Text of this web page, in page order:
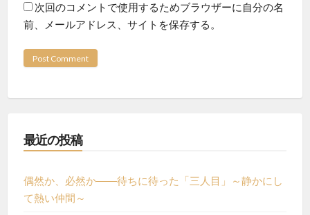
次回のコメントで使用するためブラウザーに自分の名
前、メールアドレス、サイトを保存する。
最近の投稿
偶然か、必然か――待ちに待った「三人目」～静かにし
て熱い仲間～